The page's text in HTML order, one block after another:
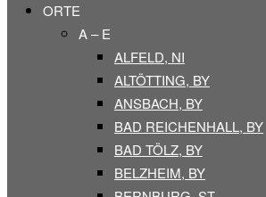
ORTE
A – E
ALFELD, NI
ALTÖTTING, BY
ANSBACH, BY
BAD REICHENHALL, BY
BAD TÖLZ, BY
BELZHEIM, BY